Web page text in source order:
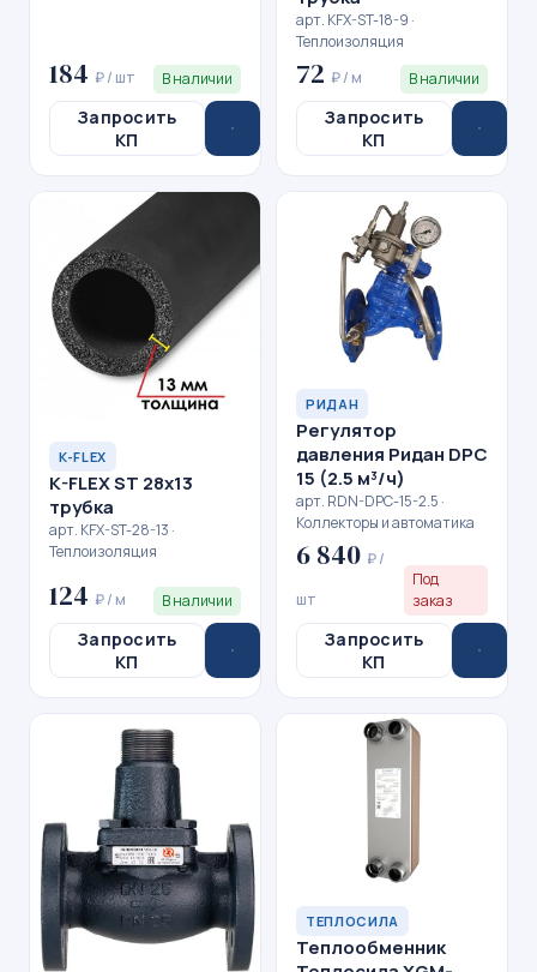
184 ₽ / шт В наличии
Запросить
КП
арт. KFX-ST-18-9 ·
Теплоизоляция
72 ₽ / м В наличии
Запросить
КП
K-FLEX
K-FLEX ST 28x13
трубка
арт. KFX-ST-28-13 ·
Теплоизоляция
124 ₽ / м В наличии
Запросить
КП
РИДАН
Регулятор
давления Ридан DPC
15 (2.5 м³/ч)
арт. RDN-DPC-15-2.5 ·
Коллекторы и автоматика
6 840 ₽ /
шт
Под
заказ
Запросить
КП
ТЕПЛОСИЛА
Теплообменник